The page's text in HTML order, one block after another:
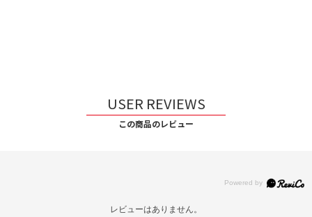
USER REVIEWS
この商品のレビュー
レビューはありません。